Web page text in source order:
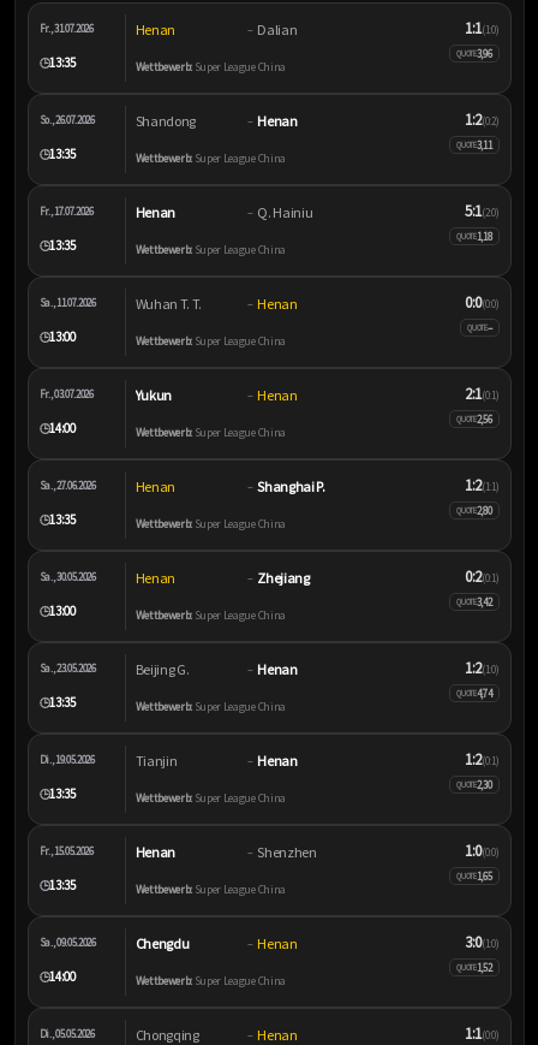
Fr., 31.07.2026
🕒13:35
Henan – Dalian
Wettbewerb:Super League China
1:1(1:0)
QUOTE3,96
So., 26.07.2026
🕒13:35
Shandong – Henan
Wettbewerb:Super League China
1:2(0:2)
QUOTE3,11
Fr., 17.07.2026
🕒13:35
Henan – Q. Hainiu
Wettbewerb:Super League China
5:1(2:0)
QUOTE1,18
Sa., 11.07.2026
🕒13:00
Wuhan T. T. – Henan
Wettbewerb:Super League China
0:0(0:0)
QUOTE–
Fr., 03.07.2026
🕒14:00
Yukun – Henan
Wettbewerb:Super League China
2:1(0:1)
QUOTE2,56
Sa., 27.06.2026
🕒13:35
Henan – Shanghai P.
Wettbewerb:Super League China
1:2(1:1)
QUOTE2,80
Sa., 30.05.2026
🕒13:00
Henan – Zhejiang
Wettbewerb:Super League China
0:2(0:1)
QUOTE3,42
Sa., 23.05.2026
🕒13:35
Beijing G. – Henan
Wettbewerb:Super League China
1:2(1:0)
QUOTE4,74
Di., 19.05.2026
🕒13:35
Tianjin – Henan
Wettbewerb:Super League China
1:2(0:1)
QUOTE2,30
Fr., 15.05.2026
🕒13:35
Henan – Shenzhen
Wettbewerb:Super League China
1:0(0:0)
QUOTE1,65
Sa., 09.05.2026
🕒14:00
Chengdu – Henan
Wettbewerb:Super League China
3:0(1:0)
QUOTE1,52
Di., 05.05.2026 Chongqing – Henan 1:1(0:0)